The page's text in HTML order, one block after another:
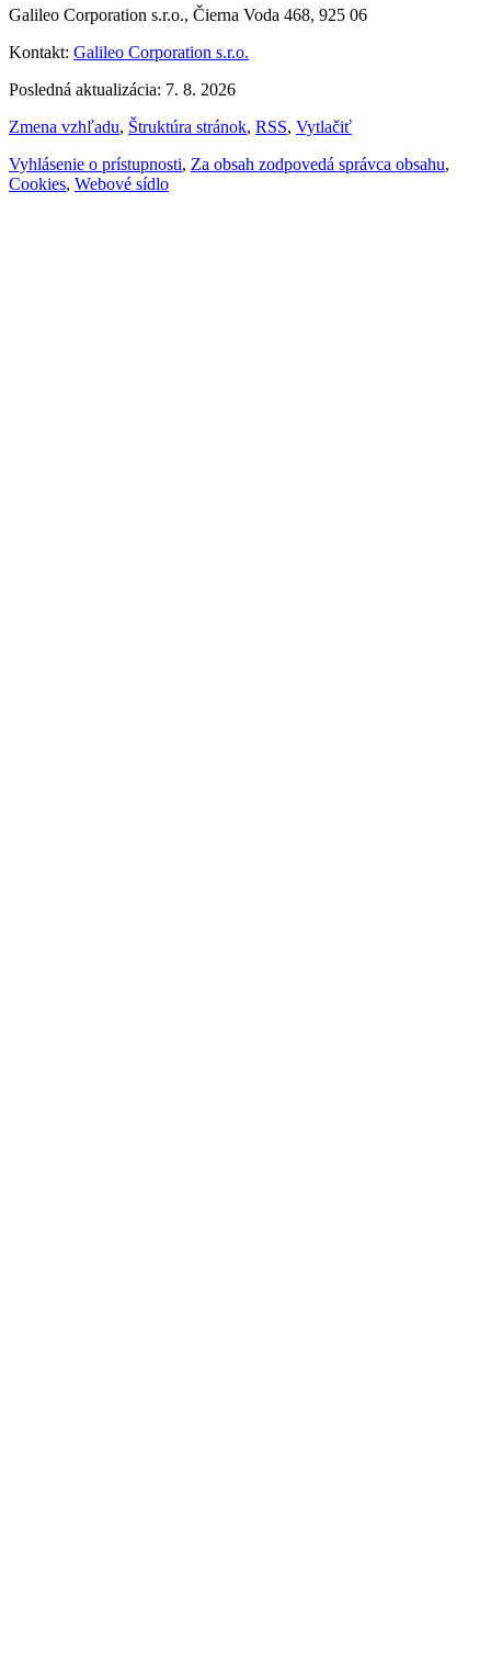
Galileo Corporation s.r.o., Čierna Voda 468, 925 06
Kontakt: Galileo Corporation s.r.o.
Posledná aktualizácia: 7. 8. 2026
Zmena vzhľadu, Štruktúra stránok, RSS, Vytlačiť
Vyhlásenie o prístupnosti, Za obsah zodpovedá správca obsahu,
Cookies, Webové sídlo